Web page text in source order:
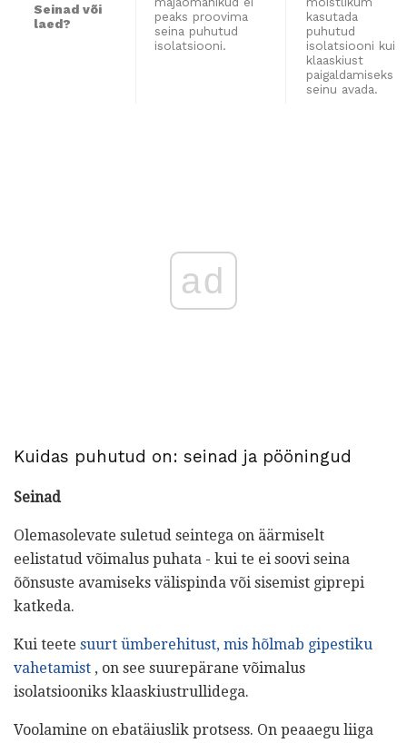
Seinad või
laed?
peaks proovima
seina puhutud
isolatsiooni.
kasutada
puhutud
isolatsiooni kui
klaaskiust
paigaldamiseks
seinu avada.
ad
Kuidas puhutud on: seinad ja pööningud
Seinad
Olemasolevate suletud seintega on äärmiselt
eelistatud võimalus puhata - kui te ei soovi seina
õõnsuste avamiseks välispinda või sisemist giprepi
katkeda.
Kui teete suurt ümberehitust, mis hõlmab gipestiku
vahetamist , on see suurepärane võimalus
isolatsiooniks klaaskiustrullidega.
Voolamine on ebatäiuslik protsess. On peaaegu liiga